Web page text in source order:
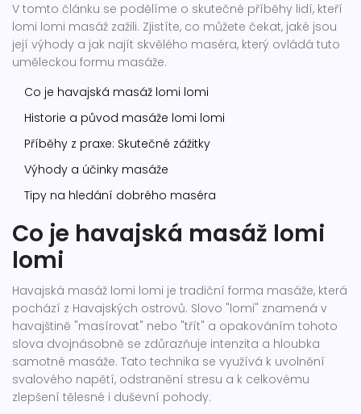
V tomto článku se podělíme o skutečné příběhy lidí, kteří
lomi lomi masáž zažili. Zjistíte, co můžete čekat, jaké jsou
její výhody a jak najít skvělého maséra, který ovládá tuto
uměleckou formu masáže.
Co je havajská masáž lomi lomi
Historie a původ masáže lomi lomi
Příběhy z praxe: Skutečné zážitky
Výhody a účinky masáže
Tipy na hledání dobrého maséra
Co je havajská masáž lomi
lomi
Havajská masáž lomi lomi je tradiční forma masáže, která
pochází z Havajských ostrovů. Slovo "lomi" znamená v
havajštině "masírovat" nebo "třít" a opakováním tohoto
slova dvojnásobně se zdůrazňuje intenzita a hloubka
samotné masáže. Tato technika se využívá k uvolnění
svalového napětí, odstranění stresu a k celkovému
zlepšení tělesné i duševní pohody.